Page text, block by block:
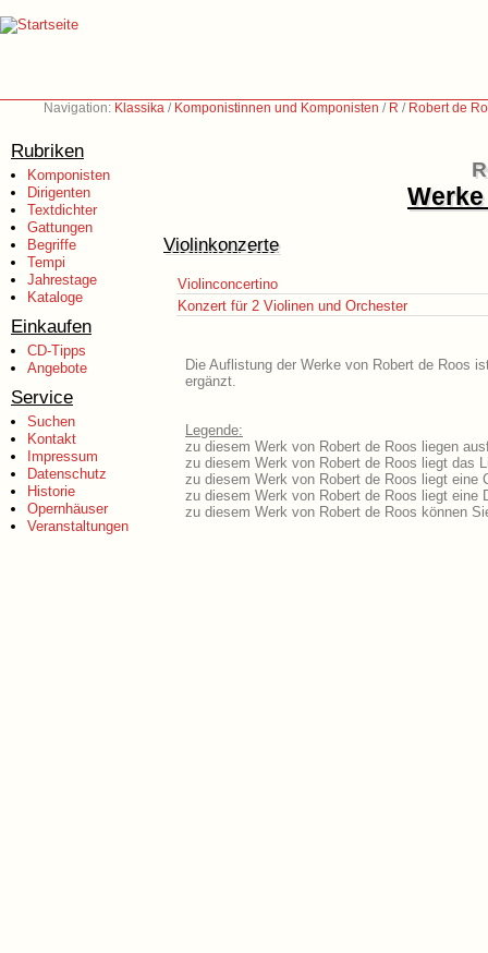
Navigation: Klassika / Komponistinnen und Komponisten / R / Robert de
Rubriken
Komponisten
Dirigenten
Textdichter
Gattungen
Begriffe
Tempi
Jahrestage
Kataloge
Einkaufen
CD-Tipps
Angebote
Service
Suchen
Kontakt
Impressum
Datenschutz
Historie
Opernhäuser
Veranstaltungen
Violinkonzerte
Violinconcertino
Konzert für 2 Violinen und Orchester
Die Auflistung der Werke von Robert de Roos
ergänzt.
Legende:
zu diesem Werk von Robert de Roos liegen
zu diesem Werk von Robert de Roos liegt das
zu diesem Werk von Robert de Roos liegt eine
zu diesem Werk von Robert de Roos liegt eine
zu diesem Werk von Robert de Roos können